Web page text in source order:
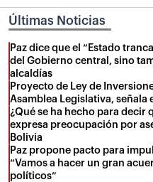
Últimas Noticias
Paz dice que el “Estado
del Gobierno central, sino
alcaldías
Proyecto de Ley de
Asamblea Legislativa, señala
¿Qué se ha hecho para decir
expresa preocupación por
Bolivia
Paz propone pacto para
“Vamos a hacer un gran
políticos”